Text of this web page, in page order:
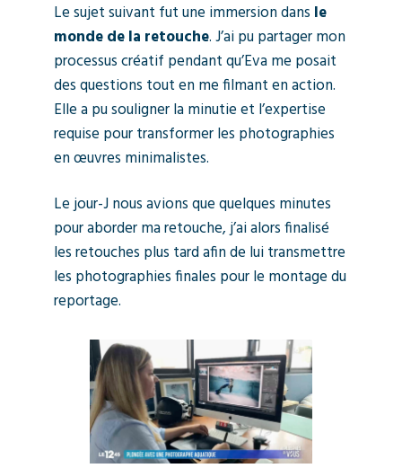
Le sujet suivant fut une immersion dans le
monde de la retouche. J’ai pu partager mon
processus créatif pendant qu’Eva me posait
des questions tout en me filmant en action.
Elle a pu souligner la minutie et l’expertise
requise pour transformer les photographies
en œuvres minimalistes.
Le jour-J nous avions que quelques minutes
pour aborder ma retouche, j’ai alors finalisé
les retouches plus tard afin de lui transmettre
les photographies finales pour le montage du
reportage.